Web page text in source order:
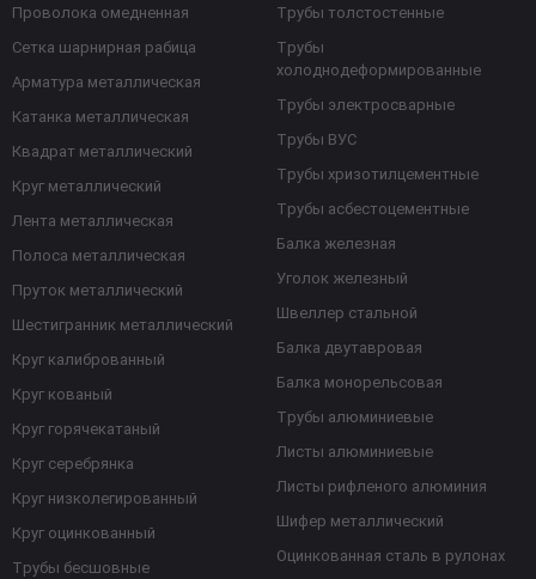
Проволока омедненная
Сетка шарнирная рабица
Арматура металлическая
Катанка металлическая
Квадрат металлический
Круг металлический
Лента металлическая
Полоса металлическая
Пруток металлический
Шестигранник металлический
Круг калиброванный
Круг кованый
Круг горячекатаный
Круг серебрянка
Круг низколегированный
Круг оцинкованный
Трубы бесшовные
Трубы толстостенные
Трубы
холоднодеформированные
Трубы электросварные
Трубы ВУС
Трубы хризотилцементные
Трубы асбестоцементные
Балка железная
Уголок железный
Швеллер стальной
Балка двутавровая
Балка монорельсовая
Трубы алюминиевые
Листы алюминиевые
Листы рифленого алюминия
Шифер металлический
Оцинкованная сталь в рулонах